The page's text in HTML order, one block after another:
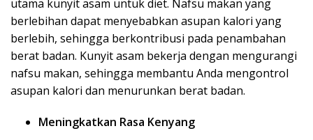
utama kunyit asam untuk diet. Nafsu makan yang
berlebihan dapat menyebabkan asupan kalori yang
berlebih, sehingga berkontribusi pada penambahan
berat badan. Kunyit asam bekerja dengan mengurangi
nafsu makan, sehingga membantu Anda mengontrol
asupan kalori dan menurunkan berat badan.
Meningkatkan Rasa Kenyang